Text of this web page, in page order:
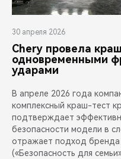
30 апреля 2026
Chery провела
одновременными
ударами
В апреле 2026 года
комплексный краш-тест
подтверждает
безопасности модели в
отражает подход бренда
(«Безопасность для